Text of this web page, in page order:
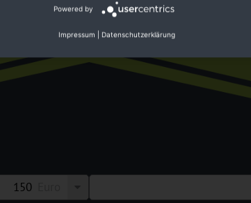
Powered by
Impressum Datenschutzerklärung